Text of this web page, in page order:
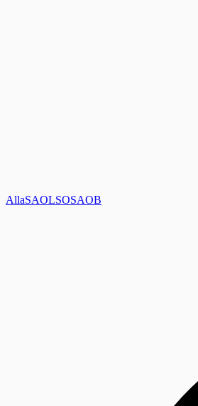
AllaSAOLSOSAOB